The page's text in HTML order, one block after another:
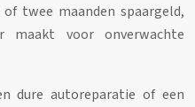
twee maanden spaargeld,
maakt voor onverwachte
dure autoreparatie of een